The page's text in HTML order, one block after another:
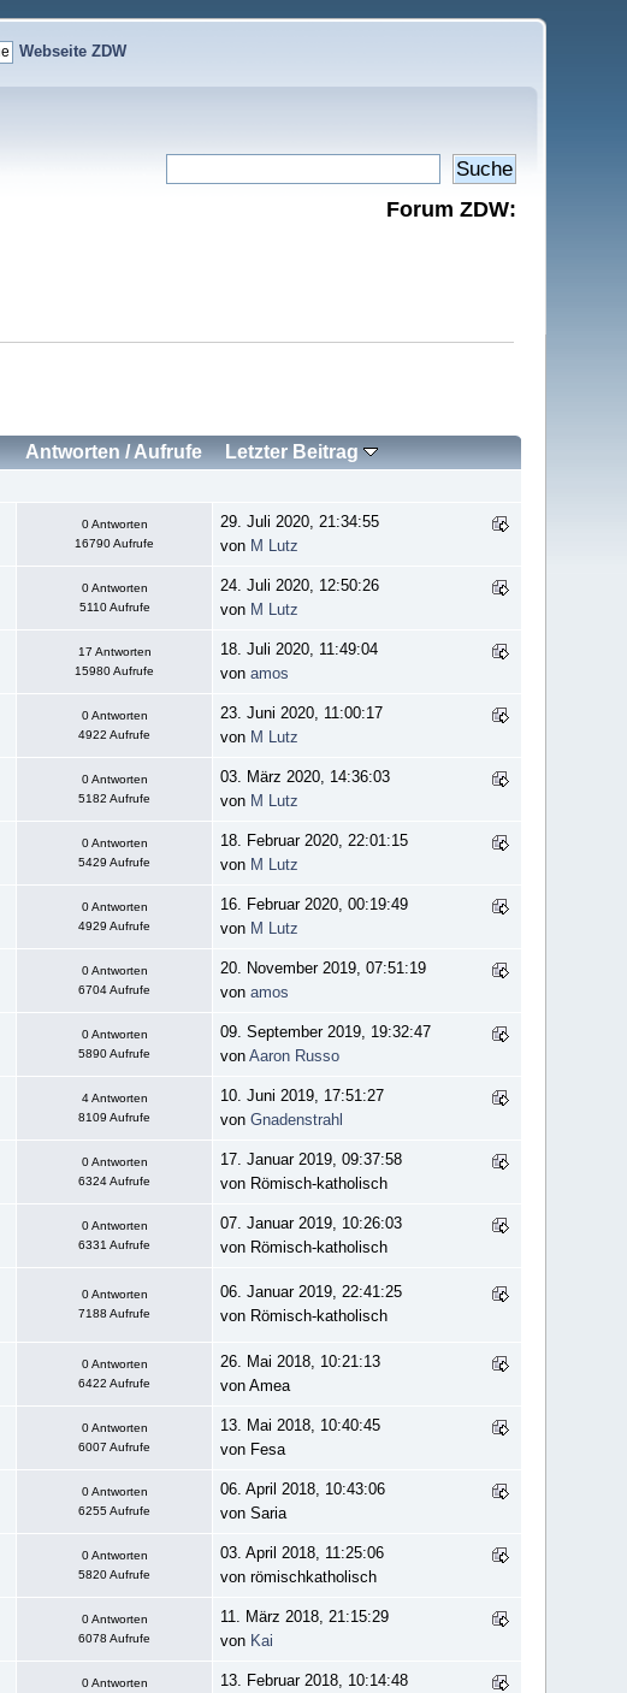
Webseite ZDW
Forum ZDW:
Antworten /Aufrufe Letzter Beitrag
0 Antworten
16790 Aufrufe
29. Juli 2020, 21:34:55
von M Lutz
0 Antworten
5110 Aufrufe
24. Juli 2020, 12:50:26
von M Lutz
17 Antworten
15980 Aufrufe
18. Juli 2020, 11:49:04
vonamos
0 Antworten
4922 Aufrufe
23. Juni 2020, 11:00:17
von M Lutz
0 Antworten
5182 Aufrufe
03. März 2020, 14:36:03
von M Lutz
0 Antworten
5429 Aufrufe
18. Februar 2020, 22:01:15
von M Lutz
0 Antworten
4929 Aufrufe
16. Februar 2020, 00:19:49
von M Lutz
0 Antworten
6704 Aufrufe
20. November 2019, 07:51:19
vonamos
0 Antworten
5890 Aufrufe
09. September 2019, 19:32:47
vonAaron Russo
4 Antworten
8109 Aufrufe
10. Juni 2019, 17:51:27
vonGnadenstrahl
0 Antworten
6324 Aufrufe
17. Januar 2019, 09:37:58
von Römisch-katholisch
0 Antworten
6331 Aufrufe
07. Januar 2019, 10:26:03
von Römisch-katholisch
0 Antworten
7188 Aufrufe
06. Januar 2019, 22:41:25
von Römisch-katholisch
0 Antworten
6422 Aufrufe
26. Mai 2018, 10:21:13
von Amea
0 Antworten
6007 Aufrufe
13. Mai 2018, 10:40:45
von Fesa
0 Antworten
6255 Aufrufe
06. April 2018, 10:43:06
von Saria
0 Antworten
5820 Aufrufe
03. April 2018, 11:25:06
von römischkatholisch
0 Antworten
6078 Aufrufe
11. März 2018, 21:15:29
von Kai
0 Antworten
13. Februar 2018, 10:14:48